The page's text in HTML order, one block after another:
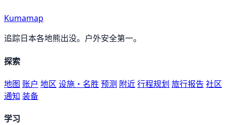
Kumamap
追踪日本各地熊出没。户外安全第一。
探索
地图 账户 地区 设施・名胜 预测 附近行程规划 旅行报告 社区
通知 装备
学习